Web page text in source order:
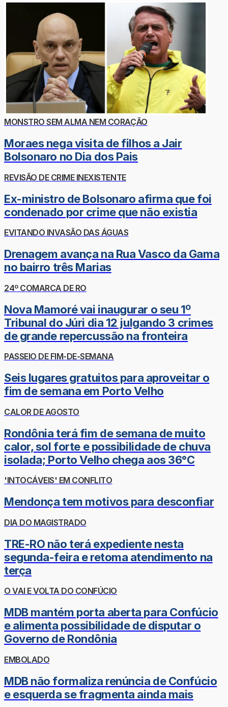
MONSTRO SEM ALMA NEM CORAÇÃO
Moraes nega visita de filhos a Jair
Bolsonaro no Dia dos Pais
REVISÃO DE CRIME INEXISTENTE
Ex-ministro de Bolsonaro afirma que foi
condenado por crime que não existia
EVITANDO INVASÃO DAS ÁGUAS
Drenagem avança na Rua Vasco da Gama
no bairro três Marias
24º COMARCA DE RO
Nova Mamoré vai inaugurar o seu 1º
Tribunal do Júri dia 12 julgando 3 crimes
de grande repercussão na fronteira
PASSEIO DE FIM-DE-SEMANA
Seis lugares gratuitos para aproveitar o
fim de semana em Porto Velho
CALOR DE AGOSTO
Rondônia terá fim de semana de muito
calor, sol forte e possibilidade de chuva
isolada; Porto Velho chega aos 36°C
'INTOCÁVEIS' EM CONFLITO
Mendonça tem motivos para desconfiar
DIA DO MAGISTRADO
TRE-RO não terá expediente nesta
segunda-feira e retoma atendimento na
terça
O VAI E VOLTA DO CONFÚCIO
MDB mantém porta aberta para Confúcio
e alimenta possibilidade de disputar o
Governo de Rondônia
EMBOLADO
MDB não formaliza renúncia de Confúcio
e esquerda se fragmenta ainda mais